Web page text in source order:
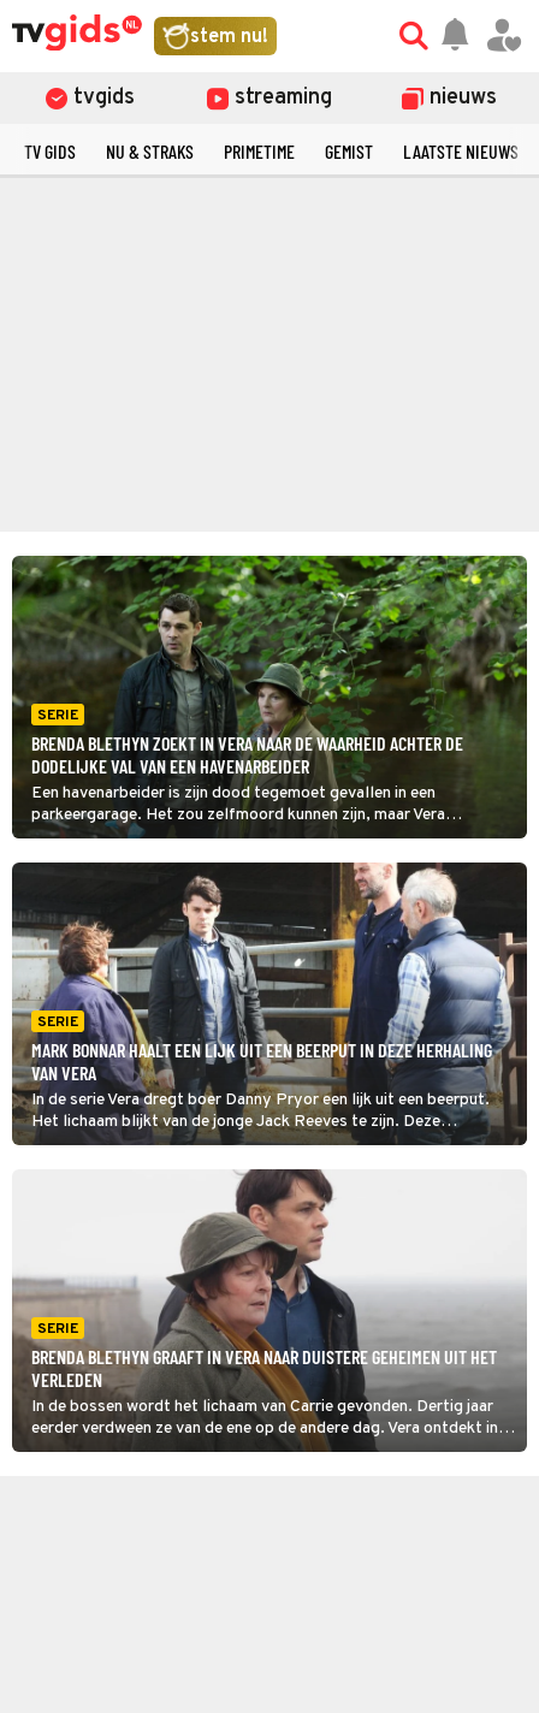
stem nu!
tvgids streaming nieuws
TV GIDS NU & STRAKS PRIMETIME GEMIST LAATSTE NIEUWS
SERIE
BRENDA BLETHYN ZOEKT IN VERA NAAR DE WAARHEID ACHTER DE
DODELIJKE VAL VAN EEN HAVENARBEIDER
Een havenarbeider is zijn dood tegemoet gevallen in een
parkeergarage. Het zou zelfmoord kunnen zijn, maar Vera
vermoedt dat iemand hem heeft geduwd. Het slachtoffer heeft de
afgelopen tijd heel wat vijanden gemaakt. (HH)
SERIE
MARK BONNAR HAALT EEN LIJK UIT EEN BEERPUT IN DEZE HERHALING
VAN VERA
In de serie Vera dregt boer Danny Pryor een lijk uit een beerput.
Het lichaam blijkt van de jonge Jack Reeves te zijn. Deze
homoseksuele woonwagenbewoner had gebroken met zijn familie
en verliet het kamp met slaande ruzie.
SERIE
BRENDA BLETHYN GRAAFT IN VERA NAAR DUISTERE GEHEIMEN UIT HET
VERLEDEN
In de bossen wordt het lichaam van Carrie gevonden. Dertig jaar
eerder verdween ze van de ene op de andere dag. Vera ontdekt in
deze herhaling van de gelijknamige serie dat Carrie niet het lieve